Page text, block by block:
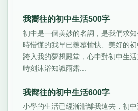
我嚮往的初中生活500字
初中是一個美妙的名詞，是我們求
時懵懂的我早已羨慕愉快、美好的
跨入我的夢想殿堂，心中對初中生
時刻沐浴知識雨露...
我嚮往的初中生活600字
小學的生活已經漸漸離我遠去，初